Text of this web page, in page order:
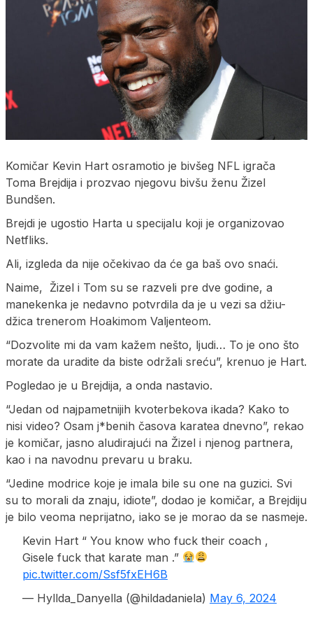
Komičar Kevin Hart osramotio je bivšeg NFL igrača
Toma Brejdija i prozvao njegovu bivšu ženu Žizel
Bundšen.
Brejdi je ugostio Harta u specijalu koji je organizovao
Netfliks.
Ali, izgleda da nije očekivao da će ga baš ovo snaći.
Naime, Žizel i Tom su se razveli pre dve godine, a
manekenka je nedavno potvrdila da je u vezi sa džiu-
džica trenerom Hoakimom Valjenteom.
“Dozvolite mi da vam kažem nešto, ljudi… To je ono što
morate da uradite da biste održali sreću”, krenuo je Hart.
Pogledao je u Brejdija, a onda nastavio.
“Jedan od najpametnijih kvoterbekova ikada? Kako to
nisi video? Osam j*benih časova karatea dnevno”, rekao
je komičar, jasno aludirajući na Žizel i njenog partnera,
kao i na navodnu prevaru u braku.
“Jedine modrice koje je imala bile su one na guzici. Svi
su to morali da znaju, idiote”, dodao je komičar, a Brejdiju
je bilo veoma neprijatno, iako se je morao da se nasmeje.
Kevin Hart “ You know who fuck their coach ,
Gisele fuck that karate man .”
pic.twitter.com/Ssf5fxEH6B
— Hyllda_Danyella (@hildadaniela) May 6, 2024